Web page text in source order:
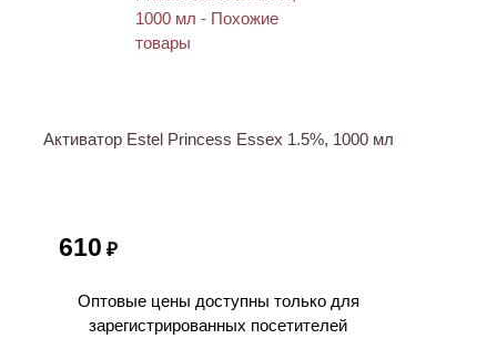
Активатор Estel Princess Essex 1.5%, 1000 мл
610 ₽
Оптовые цены доступны только для
зарегистрированных посетителей